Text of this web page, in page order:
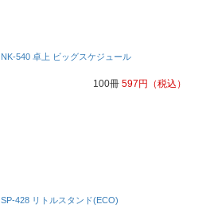
NK-540 卓上 ビッグスケジュール
100冊 597 円 （税込）
SP-428 リトルスタンド(ECO)